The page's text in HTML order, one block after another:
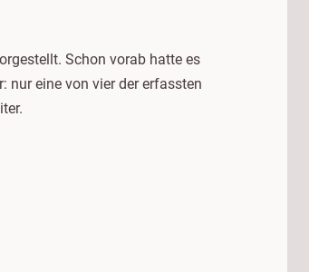
Schon vorab hatte es
nur eine von vier der erfassten